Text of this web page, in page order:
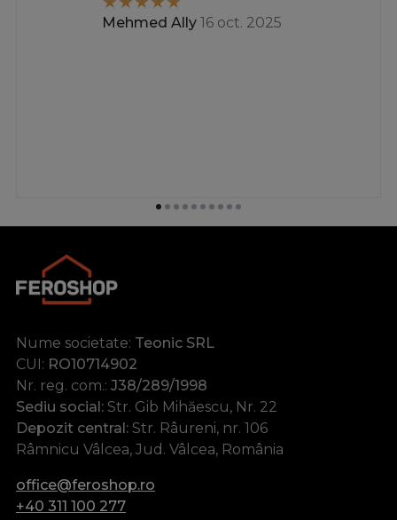
Mehmed Ally 16 oct. 2025
Nume societate: Teonic SRL
CUI: RO10714902
Nr. reg. com.: J38/289/1998
Sediu social: Str. Gib Mihăescu, Nr. 22
Depozit central: Str. Râureni, nr. 106
Râmnicu Vâlcea, Jud. Vâlcea, România
office@feroshop.ro
+40 311 100 277